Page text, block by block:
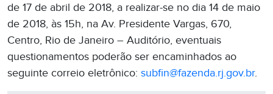
de 17 de abril de 2018, a realizar-se no dia 14 de maio
de 2018, às 15h, na Av. Presidente Vargas, 670,
Centro, Rio de Janeiro – Auditório, eventuais
questionamentos poderão ser encaminhados ao
seguinte correio eletrônico: subfin@fazenda.rj.gov.br.